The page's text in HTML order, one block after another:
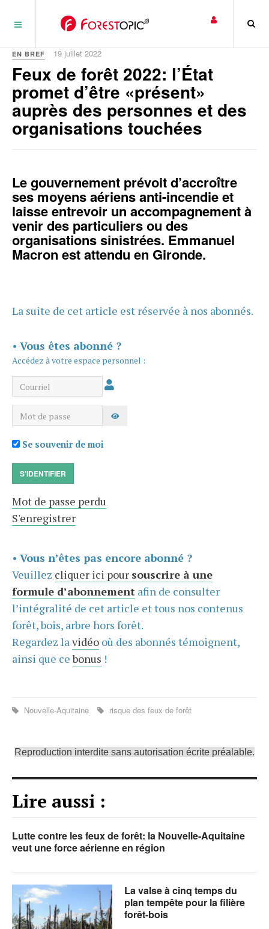
EN BREF 19 juillet 2022
Feux de forêt 2022: l’État
promet d’être «présent»
auprès des personnes et des
organisations touchées
Le gouvernement prévoit d’accroître
ses moyens aériens anti-incendie et
laisse entrevoir un accompagnement à
venir des particuliers ou des
organisations sinistrées. Emmanuel
Macron est attendu en Gironde.
La suite de cet article est réservée à nos abonnés.
• Vous êtes abonné ?
Accédez à votre espace personnel :
Courriel
Mot de passe AFFICHER LE MOT DE PASSE
Se souvenir de moi
S'IDENTIFIER
Mot de passe perdu
S'enregistrer
• Vous n’êtes pas encore abonné ?
Veuillez cliquer ici pour souscrire à une
formule d’abonnement afin de consulter
l’intégralité de cet article et tous nos contenus
forêt, bois, arbre hors forêt.
Regardez lavidéo où des abonnés témoignent,
ainsi que cebonus !
Nouvelle-Aquitaine risque des feux de forêt
Reproduction interdite sans autorisation écrite préalable.
Lire aussi :
Lutte contre les feux de forêt: la Nouvelle-Aquitaine
veut une force aérienne en région
La valse à cinq temps du
plan tempête pour la filière
forêt-bois